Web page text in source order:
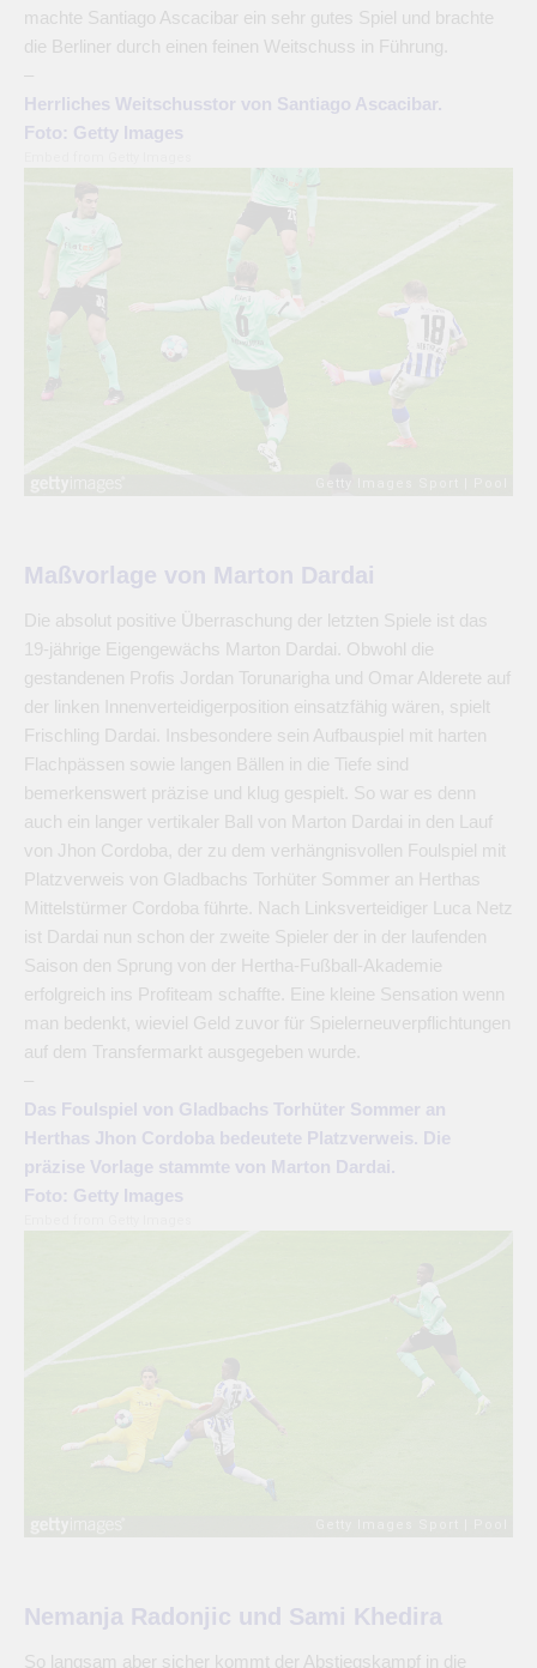
machte Santiago Ascacibar ein sehr gutes Spiel und brachte
die Berliner durch einen feinen Weitschuss in Führung.
–
Herrliches Weitschusstor von Santiago Ascacibar.
Foto: Getty Images
Maßvorlage von Marton Dardai
Die absolut positive Überraschung der letzten Spiele ist das
19-jährige Eigengewächs Marton Dardai. Obwohl die
gestandenen Profis Jordan Torunarigha und Omar Alderete auf
der linken Innenverteidigerposition einsatzfähig wären, spielt
Frischling Dardai. Insbesondere sein Aufbauspiel mit harten
Flachpässen sowie langen Bällen in die Tiefe sind
bemerkenswert präzise und klug gespielt. So war es denn
auch ein langer vertikaler Ball von Marton Dardai in den Lauf
von Jhon Cordoba, der zu dem verhängnisvollen Foulspiel mit
Platzverweis von Gladbachs Torhüter Sommer an Herthas
Mittelstürmer Cordoba führte. Nach Linksverteidiger Luca Netz
ist Dardai nun schon der zweite Spieler der in der laufenden
Saison den Sprung von der Hertha-Fußball-Akademie
erfolgreich ins Profiteam schaffte. Eine kleine Sensation wenn
man bedenkt, wieviel Geld zuvor für Spielerneuverpflichtungen
auf dem Transfermarkt ausgegeben wurde.
–
Das Foulspiel von Gladbachs Torhüter Sommer an
Herthas Jhon Cordoba bedeutete Platzverweis. Die
präzise Vorlage stammte von Marton Dardai.
Foto: Getty Images
Nemanja Radonjic und Sami Khedira
So langsam aber sicher kommt der Abstiegskampf in die